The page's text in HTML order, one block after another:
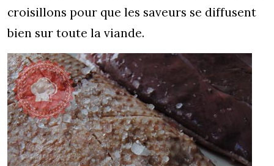
croisillons pour que les saveurs se diffusent
bien sur toute la viande.